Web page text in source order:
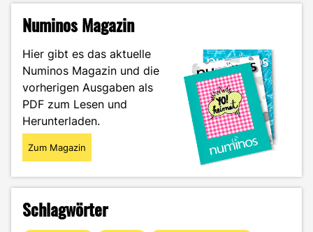
„Work-
Blending“
in
der
Medienbranche
–
eine
kritische
Auseinandersetzung"
Numinos Magazin
Hier gibt es das aktuelle
Numinos Magazin und die
vorherigen Ausgaben als
PDF zum Lesen und
Herunterladen.
Zum Magazin
Schlagwörter